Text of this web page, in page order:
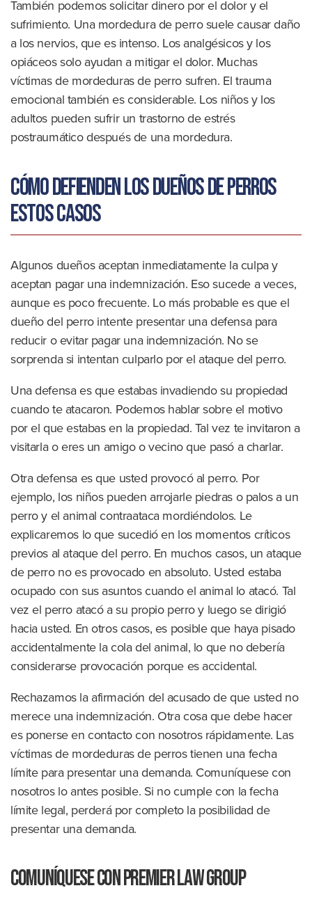
También podemos solicitar dinero por el dolor y el
sufrimiento. Una mordedura de perro suele causar daño
a los nervios, que es intenso. Los analgésicos y los
opiáceos solo ayudan a mitigar el dolor. Muchas
víctimas de mordeduras de perro sufren. El trauma
emocional también es considerable. Los niños y los
adultos pueden sufrir un trastorno de estrés
postraumático después de una mordedura.
Cómo defienden los dueños de perros
estos casos
Algunos dueños aceptan inmediatamente la culpa y
aceptan pagar una indemnización. Eso sucede a veces,
aunque es poco frecuente. Lo más probable es que el
dueño del perro intente presentar una defensa para
reducir o evitar pagar una indemnización. No se
sorprenda si intentan culparlo por el ataque del perro.
Una defensa es que estabas invadiendo su propiedad
cuando te atacaron. Podemos hablar sobre el motivo
por el que estabas en la propiedad. Tal vez te invitaron a
visitarla o eres un amigo o vecino que pasó a charlar.
Otra defensa es que usted provocó al perro. Por
ejemplo, los niños pueden arrojarle piedras o palos a un
perro y el animal contraataca mordiéndolos. Le
explicaremos lo que sucedió en los momentos críticos
previos al ataque del perro. En muchos casos, un ataque
de perro no es provocado en absoluto. Usted estaba
ocupado con sus asuntos cuando el animal lo atacó. Tal
vez el perro atacó a su propio perro y luego se dirigió
hacia usted. En otros casos, es posible que haya pisado
accidentalmente la cola del animal, lo que no debería
considerarse provocación porque es accidental.
Rechazamos la afirmación del acusado de que usted no
merece una indemnización. Otra cosa que debe hacer
es ponerse en contacto con nosotros rápidamente. Las
víctimas de mordeduras de perros tienen una fecha
límite para presentar una demanda. Comuníquese con
nosotros lo antes posible. Si no cumple con la fecha
límite legal, perderá por completo la posibilidad de
presentar una demanda.
Comuníquese con Premier Law Group